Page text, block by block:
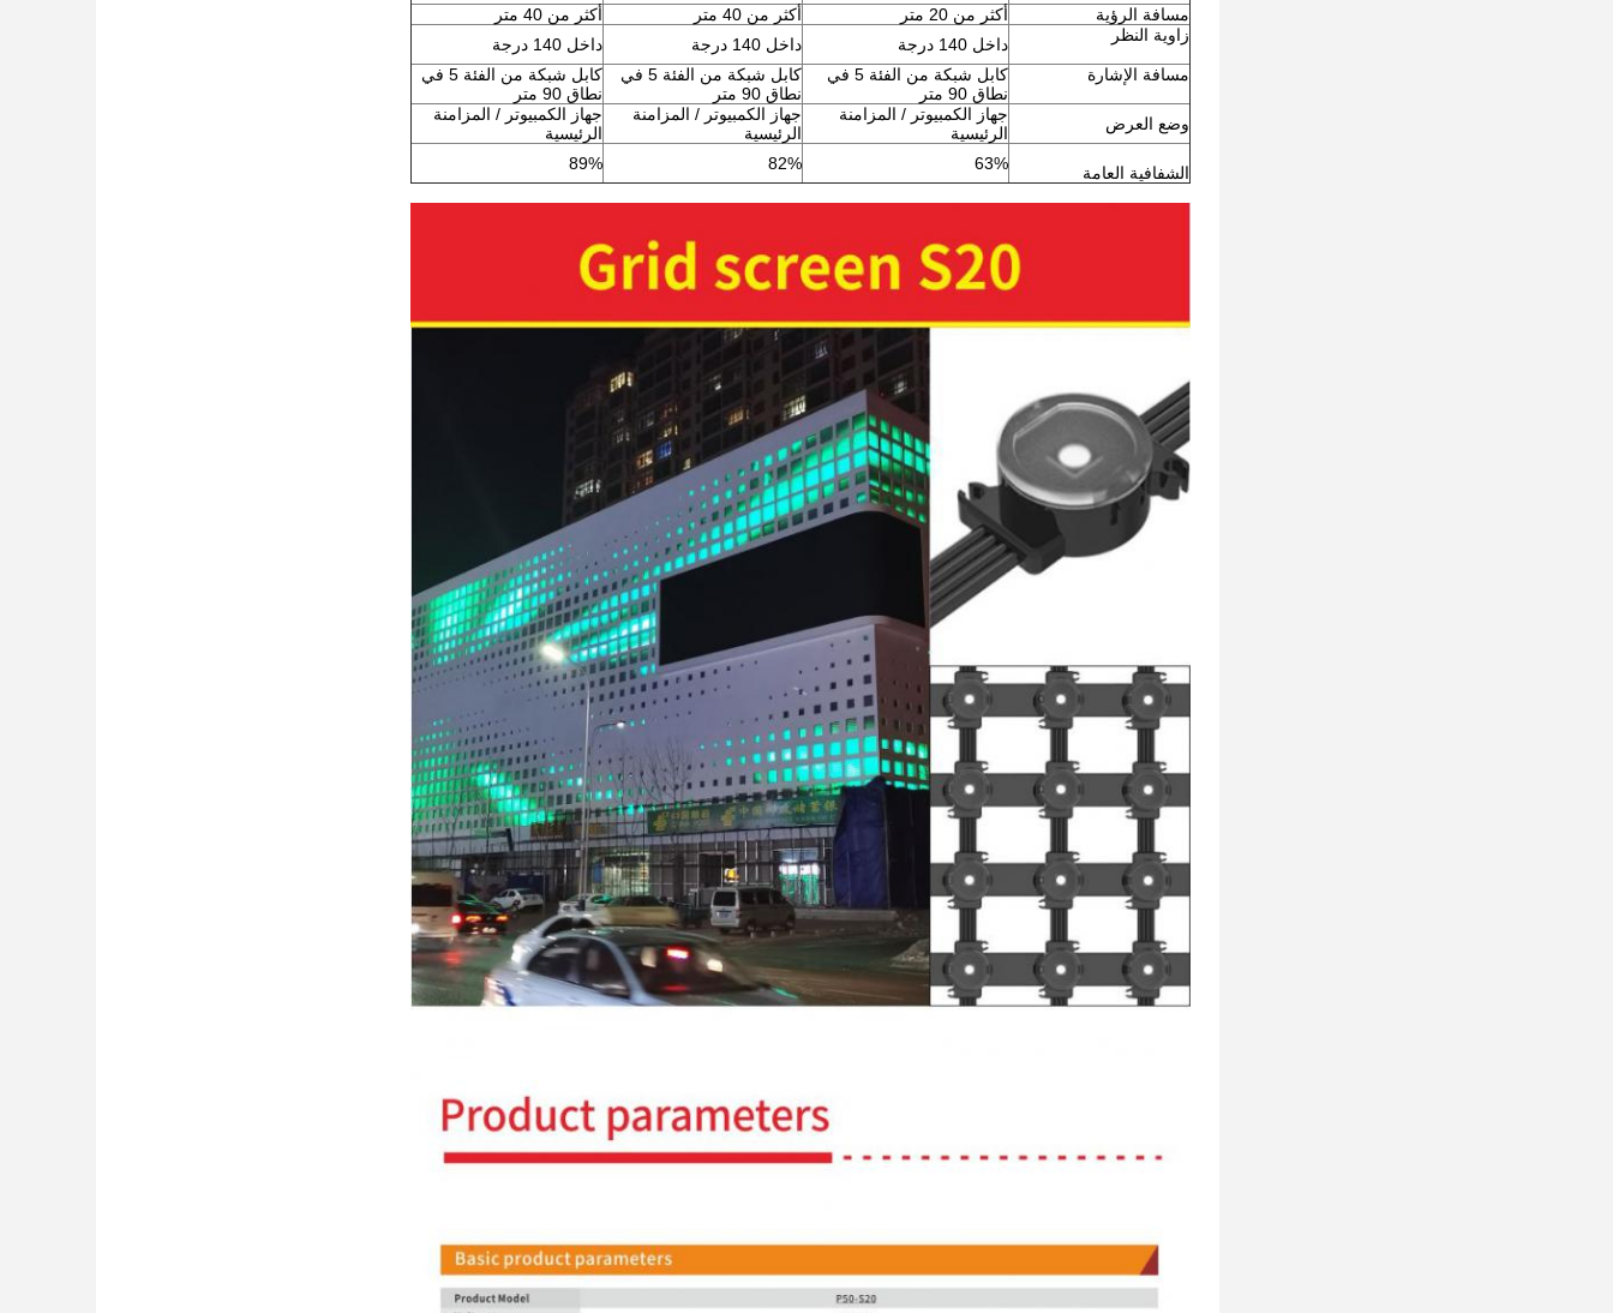
مسافة الرؤية
أكثر من 20 متر أكثر من 40 متر
أكثر من 40 متر
زاوية النظر
داخل 140 درجة داخل 140 درجة
داخل 140 درجة
مسافة الإشارة
كابل شبكة من الفئة 5 في
نطاق 90 متر
كابل شبكة من الفئة 5 في
نطاق 90 متر
كابل شبكة من الفئة 5 في
نطاق 90 متر
وضع العرض
جهاز الكمبيوتر / المزامنة
الرئيسية
جهاز الكمبيوتر / المزامنة
الرئيسية
جهاز الكمبيوتر / المزامنة
الرئيسية
الشفافية العامة 63%
82%
89%